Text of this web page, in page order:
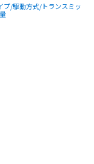
プ/駆動方式/トランスミッ